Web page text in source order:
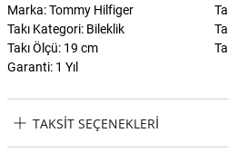
Marka: Tommy Hilfiger
Takı Kategori: Bileklik
Takı Ölçü: 19 cm
Garanti: 1 Yıl
TAKSIT SEÇENEKLERI